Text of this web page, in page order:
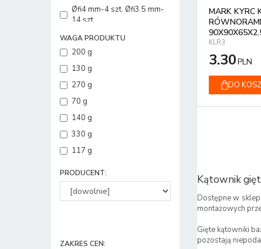
MARK KYRC
KLR3
3.30PLN
DO
Kątownik
Dostępne w
montażowych
Gięte kątowniki
pozostają
Øfi4 mm-4 szt. Øfi3.5 mm-
14 szt.
Øfi5 mm-24 szt. Øfi11 mm-
WAGA PRODUKTU
200 g
130 g
270 g
70 g
140 g
330 g
117 g
PRODUCENT:
ZAKRES CEN: